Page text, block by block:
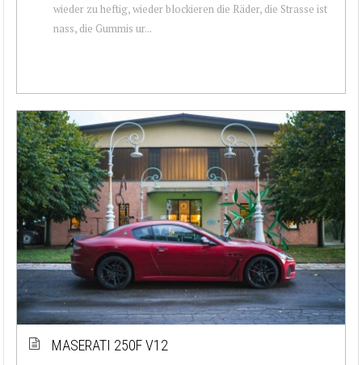
wieder zu heftig, wieder blockieren die Räder, die Strasse ist
nass, die Gummis ur...
MASERATI 250F V12